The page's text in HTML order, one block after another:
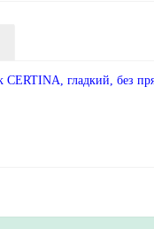
гладкий, без